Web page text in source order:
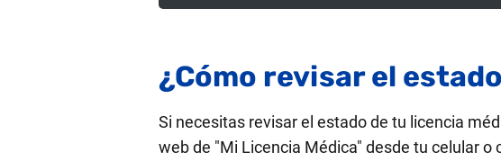
¿Cómo revisar el
Si necesitas revisar el estado de tu licencia
web de "Mi Licencia Médica" desde tu celular